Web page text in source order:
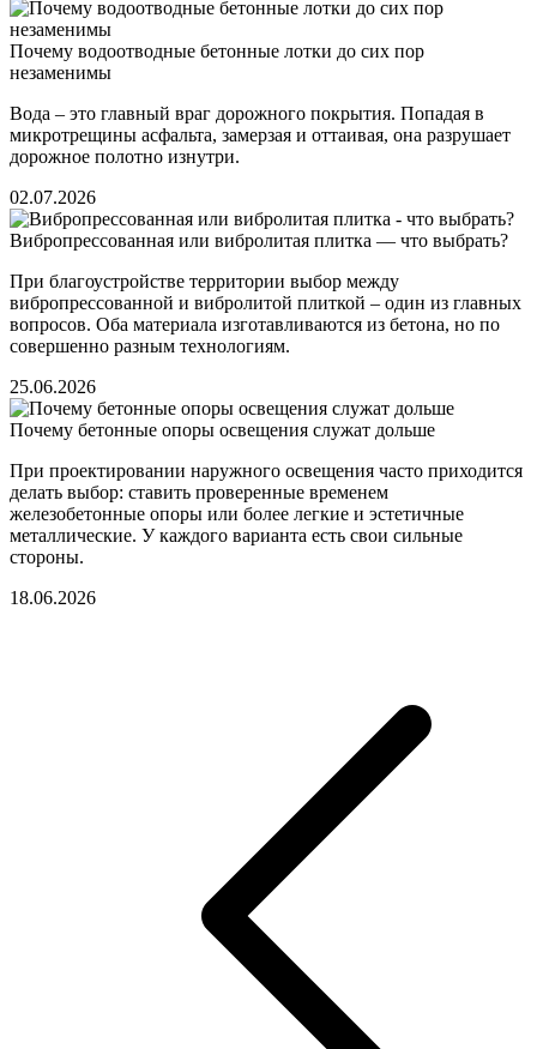
Почему водоотводные бетонные лотки до сих пор
незаменимы
Вода – это главный враг дорожного покрытия. Попадая в
микротрещины асфальта, замерзая и оттаивая, она разрушает
дорожное полотно изнутри.
02.07.2026
Вибропрессованная или вибролитая плитка — что выбрать?
При благоустройстве территории выбор между
вибропрессованной и вибролитой плиткой – один из главных
вопросов. Оба материала изготавливаются из бетона, но по
совершенно разным технологиям.
25.06.2026
Почему бетонные опоры освещения служат дольше
При проектировании наружного освещения часто приходится
делать выбор: ставить проверенные временем
железобетонные опоры или более легкие и эстетичные
металлические. У каждого варианта есть свои сильные
стороны.
18.06.2026